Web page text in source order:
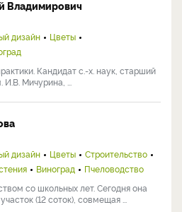
Владимирович
дизайн
Цветы
Кандидат с.-х. наук, старший
Мичурина, ...
дизайн Цветы
Строительство
Виноград
Пчеловодство
со школьных лет. Сегодня она
(12 соток), совмещая ...